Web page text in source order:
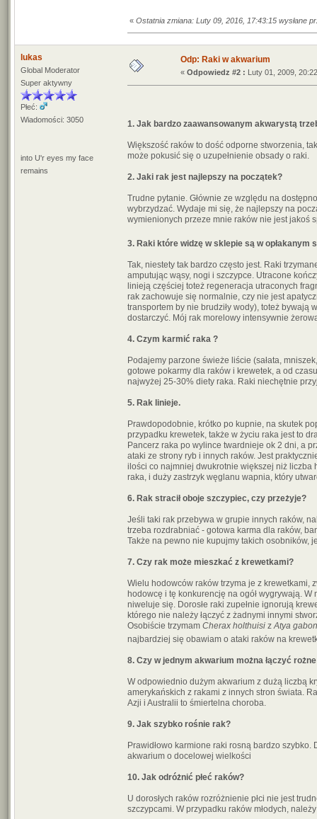
« Ostatnia zmiana: Luty 09, 2016, 17:43:15 wysłane
lukas
Global Moderator
Super aktywny
Płeć:
Wiadomości: 3050
into U'r eyes my face
remains
Odp: Raki w akwarium
« Odpowiedz #2 : Luty 01, 2009,
1. Jak bardzo zaawansowanym akwarystą
Większość raków to dość odporne stworzenia,
może pokusić się o uzupełnienie obsady o raki.
2. Jaki rak jest najlepszy na początek?
Trudne pytanie. Głównie ze względu na
wybrzydzać. Wydaje mi się, że najlepszy na
wymienionych przeze mnie raków nie jest jakoś
3. Raki które widzę w sklepie są w opłakanym
Tak, niestety tak bardzo często jest. Raki
amputując wąsy, nogi i szczypce. Utracone
linieją częściej toteż regeneracja utraconych
rak zachowuje się normalnie, czy nie jest
transportem by nie brudziły wody), toteż bywają
dostarczyć. Mój rak morelowy intensywnie
4. Czym karmić raka ?
Podajemy parzone świeże liście (sałata,
gotowe pokarmy dla raków i krewetek, a od
najwyżej 25-30% diety raka. Raki niechętnie
5. Rak linieje.
Prawdopodobnie, krótko po kupnie, na skutek
przypadku krewetek, także w życiu raka jest to
Pancerz raka po wylince twardnieje ok 2 dni, a
ataki ze strony ryb i innych raków. Jest
ilości co najmniej dwukrotnie większej niż liczba
raka, i duży zastrzyk węglanu wapnia, który
6. Rak stracił oboje szczypiec, czy przeżyje?
Jeśli taki rak przebywa w grupie innych raków,
trzeba rozdrabniać - gotowa karma dla raków,
Także na pewno nie kupujmy takich osobników,
7. Czy rak może mieszkać z krewetkami?
Wielu hodowców raków trzyma je z krewetkami,
hodowcę i tę konkurencję na ogół wygrywają.
niweluje się. Dorosłe raki zupełnie ignorują
którego nie należy łączyć z żadnymi innymi
Osobiście trzymam Cherax holthuisi zAtya
najbardziej się obawiam o ataki raków na
8. Czy w jednym akwarium można łączyć
W odpowiednio dużym akwarium z dużą liczbą
amerykańskich z rakami z innych stron świata.
Azji i Australii to śmiertelna choroba.
9. Jak szybko rośnie rak?
Prawidłowo karmione raki rosną bardzo
akwarium o docelowej wielkości
10. Jak odróżnić płeć raków?
U dorosłych raków rozróżnienie płci nie jest
szczypcami. W przypadku raków młodych,